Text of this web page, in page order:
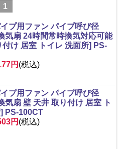
1
プ用ファン パイプ呼び径
気扇 24時間常時換気対応可能
付け 居室 トイレ 洗面所] PS-
円 (税込)
プ用ファン パイプ呼び径
扇 壁 天井 取り付け 居室 ト
PS-100CT
円 (税込)